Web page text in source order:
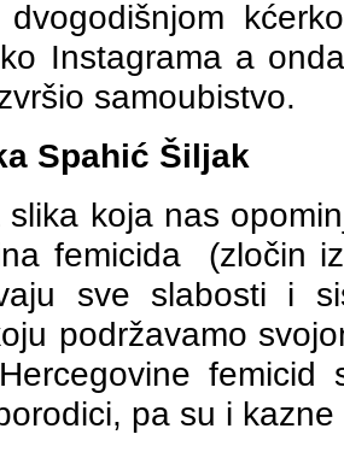
dvogodišnjom
Instagrama a
samoubistvo.
Spahić Šiljak
slika koja nas
femicida (zločin
sve slabosti i
podržavamo
pa su i